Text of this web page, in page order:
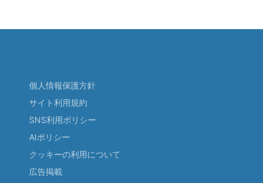
個人情報保護方針
サイト利用規約
SNS利用ポリシー
AIポリシー
クッキーの利用について
広告掲載